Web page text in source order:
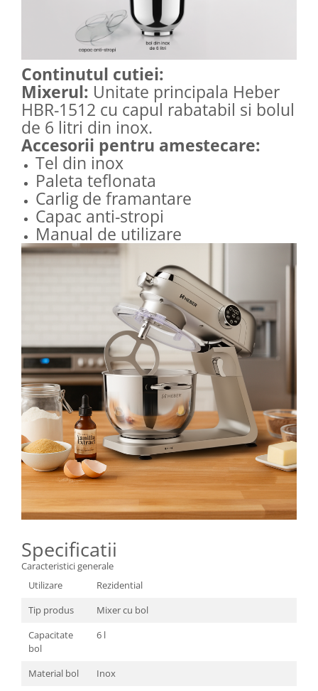
Continutul cutiei:
Mixerul: Unitate principala Heber
HBR-1512 cu capul rabatabil si bolul
de 6 litri din inox.
Accesorii pentru amestecare:
Tel din inox
Paleta teflonata
Carlig de framantare
Capac anti-stropi
Manual de utilizare
Specificatii
Caracteristici generale
Utilizare
Rezidential
Tip produs
Mixer cu bol
Capacitate
bol
6 l
Material bol
Inox